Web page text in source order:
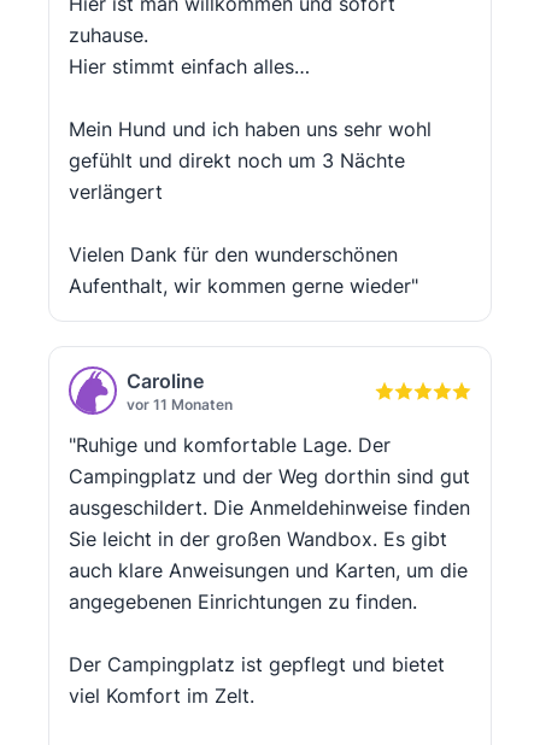
zuhause.
Hier stimmt einfach alles…
Mein Hund und ich haben uns sehr wohl
gefühlt und direkt noch um 3 Nächte
verlängert
Vielen Dank für den wunderschönen
Aufenthalt, wir kommen gerne wieder"
Caroline
vor 11 Monaten
"Ruhige und komfortable Lage. Der
Campingplatz und der Weg dorthin sind gut
ausgeschildert. Die Anmeldehinweise finden
Sie leicht in der großen Wandbox. Es gibt
auch klare Anweisungen und Karten, um die
angegebenen Einrichtungen zu finden.
Der Campingplatz ist gepflegt und bietet
viel Komfort im Zelt.